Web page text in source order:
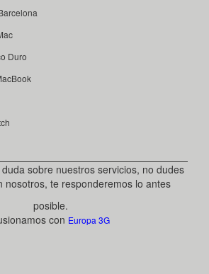
Duro
sobre nuestros servicios, no dudes
nosotros, te responderemos lo antes
posible.
con Europa 3G